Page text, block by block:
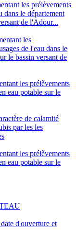
les prélèvements
dans le département
de l'Adour...
les
de l'eau dans le
le bassin versant de
les prélèvements
eau potable sur le
de calamité
par les les
les prélèvements
eau potable sur le
d'ouverture et